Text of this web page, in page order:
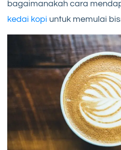
bagaimanakah cara
kedai kopi untuk memulai